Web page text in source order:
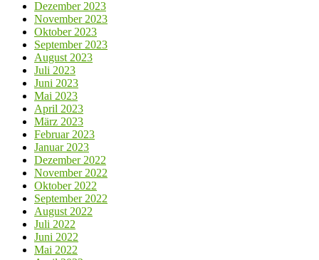
Dezember 2023
November 2023
Oktober 2023
September 2023
August 2023
Juli 2023
Juni 2023
Mai 2023
April 2023
März 2023
Februar 2023
Januar 2023
Dezember 2022
November 2022
Oktober 2022
September 2022
August 2022
Juli 2022
Juni 2022
Mai 2022